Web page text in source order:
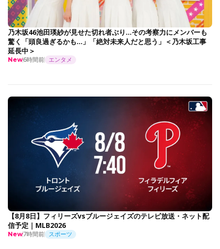
乃木坂46池田瑛紗が見せた切れ者ぶり…その考察力にメンバーも
驚く「頭良過ぎるかも…」「絶対未来人だと思う」＜乃木坂工事
延長中＞
New6時間前 エンタメ
【8月8日】フィリーズvsブルージェイズのテレビ放送・ネット配
信予定｜MLB2026
New7時間前 スポーツ